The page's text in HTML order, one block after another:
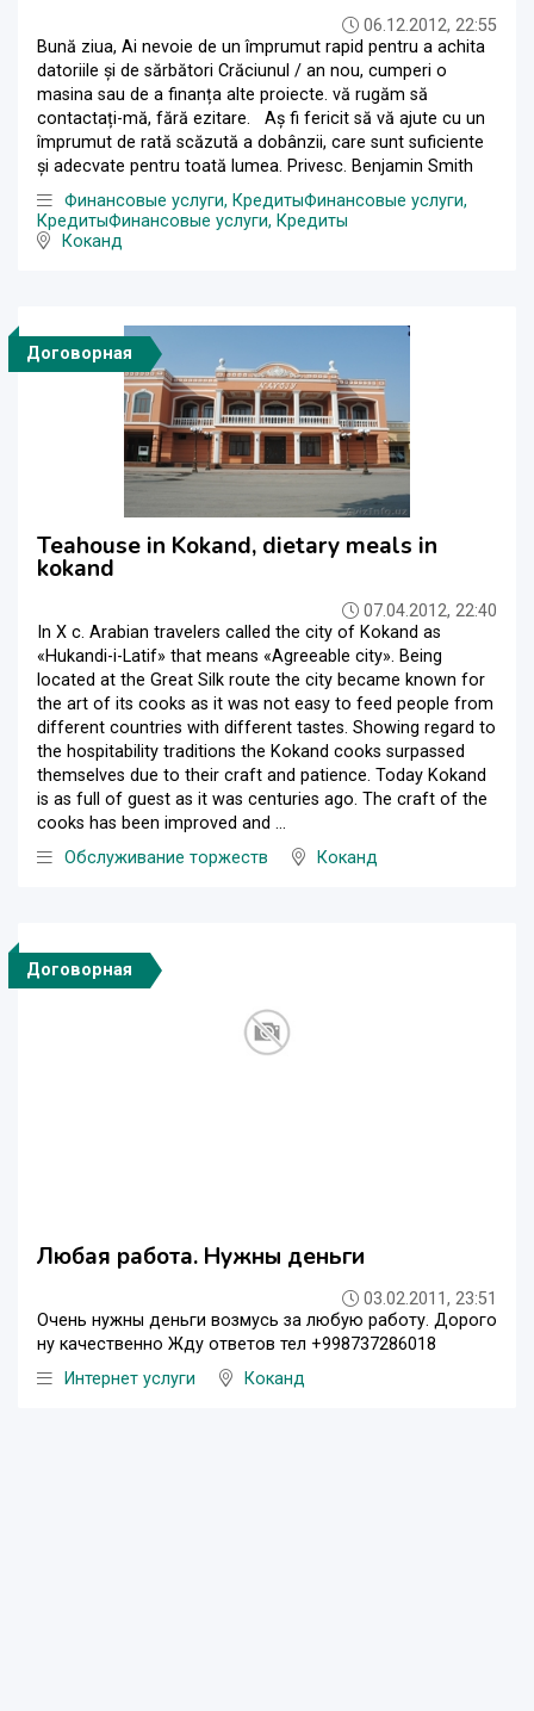
06.12.2012, 22:55
Bună ziua, Ai nevoie de un împrumut rapid pentru a achita
datoriile și de sărbători Crăciunul / an nou, cumperi o
masina sau de a finanța alte proiecte. vă rugăm să
contactați-mă, fără ezitare. Aș fi fericit să vă ajute cu un
împrumut de rată scăzută a dobânzii, care sunt suficiente
și adecvate pentru toată lumea. Privesc. Benjamin Smith
Финансовые услуги, КредитыФинансовые услуги,
КредитыФинансовые услуги, Кредиты
Коканд
Договорная
Teahouse in Kokand, dietary meals in
kokand
07.04.2012, 22:40
In X c. Arabian travelers called the city of Kokand as
«Hukandi-i-Latif» that means «Agreeable city». Being
located at the Great Silk route the city became known for
the art of its cooks as it was not easy to feed people from
different countries with different tastes. Showing regard to
the hospitability traditions the Kokand cooks surpassed
themselves due to their craft and patience. Today Kokand
is as full of guest as it was centuries ago. The craft of the
cooks has been improved and ...
Обслуживание торжеств
Коканд
Договорная
Любая работа. Нужны деньги
03.02.2011, 23:51
Очень нужны деньги возмусь за любую работу. Дорого
ну качественно Жду ответов тел +998737286018
Интернет услуги
Коканд